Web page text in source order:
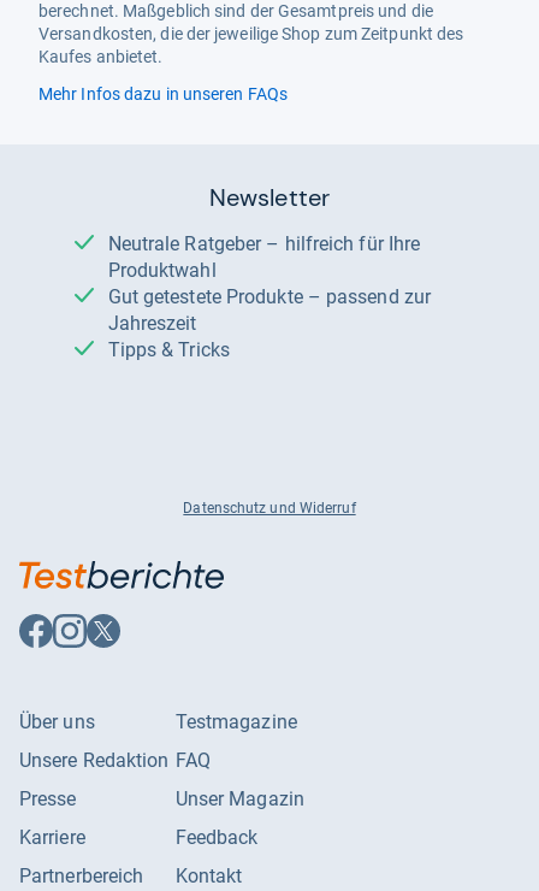
berechnet. Maßgeblich sind der Gesamtpreis und die
Versandkosten, die der jeweilige Shop zum Zeitpunkt des
Kaufes anbietet.
Mehr Infos dazu in unseren FAQs
Newsletter
Neutrale Ratgeber – hilfreich für Ihre
Produktwahl
Gut getestete Produkte – passend zur
Jahreszeit
Tipps & Tricks
Datenschutz und Widerruf
Auf
Facebook
Auf
Instagram
Auf
X
Über uns
Unsere Redaktion
Presse
Karriere
Partnerbereich
Testmagazine
FAQ
Unser Magazin
Feedback
Kontakt